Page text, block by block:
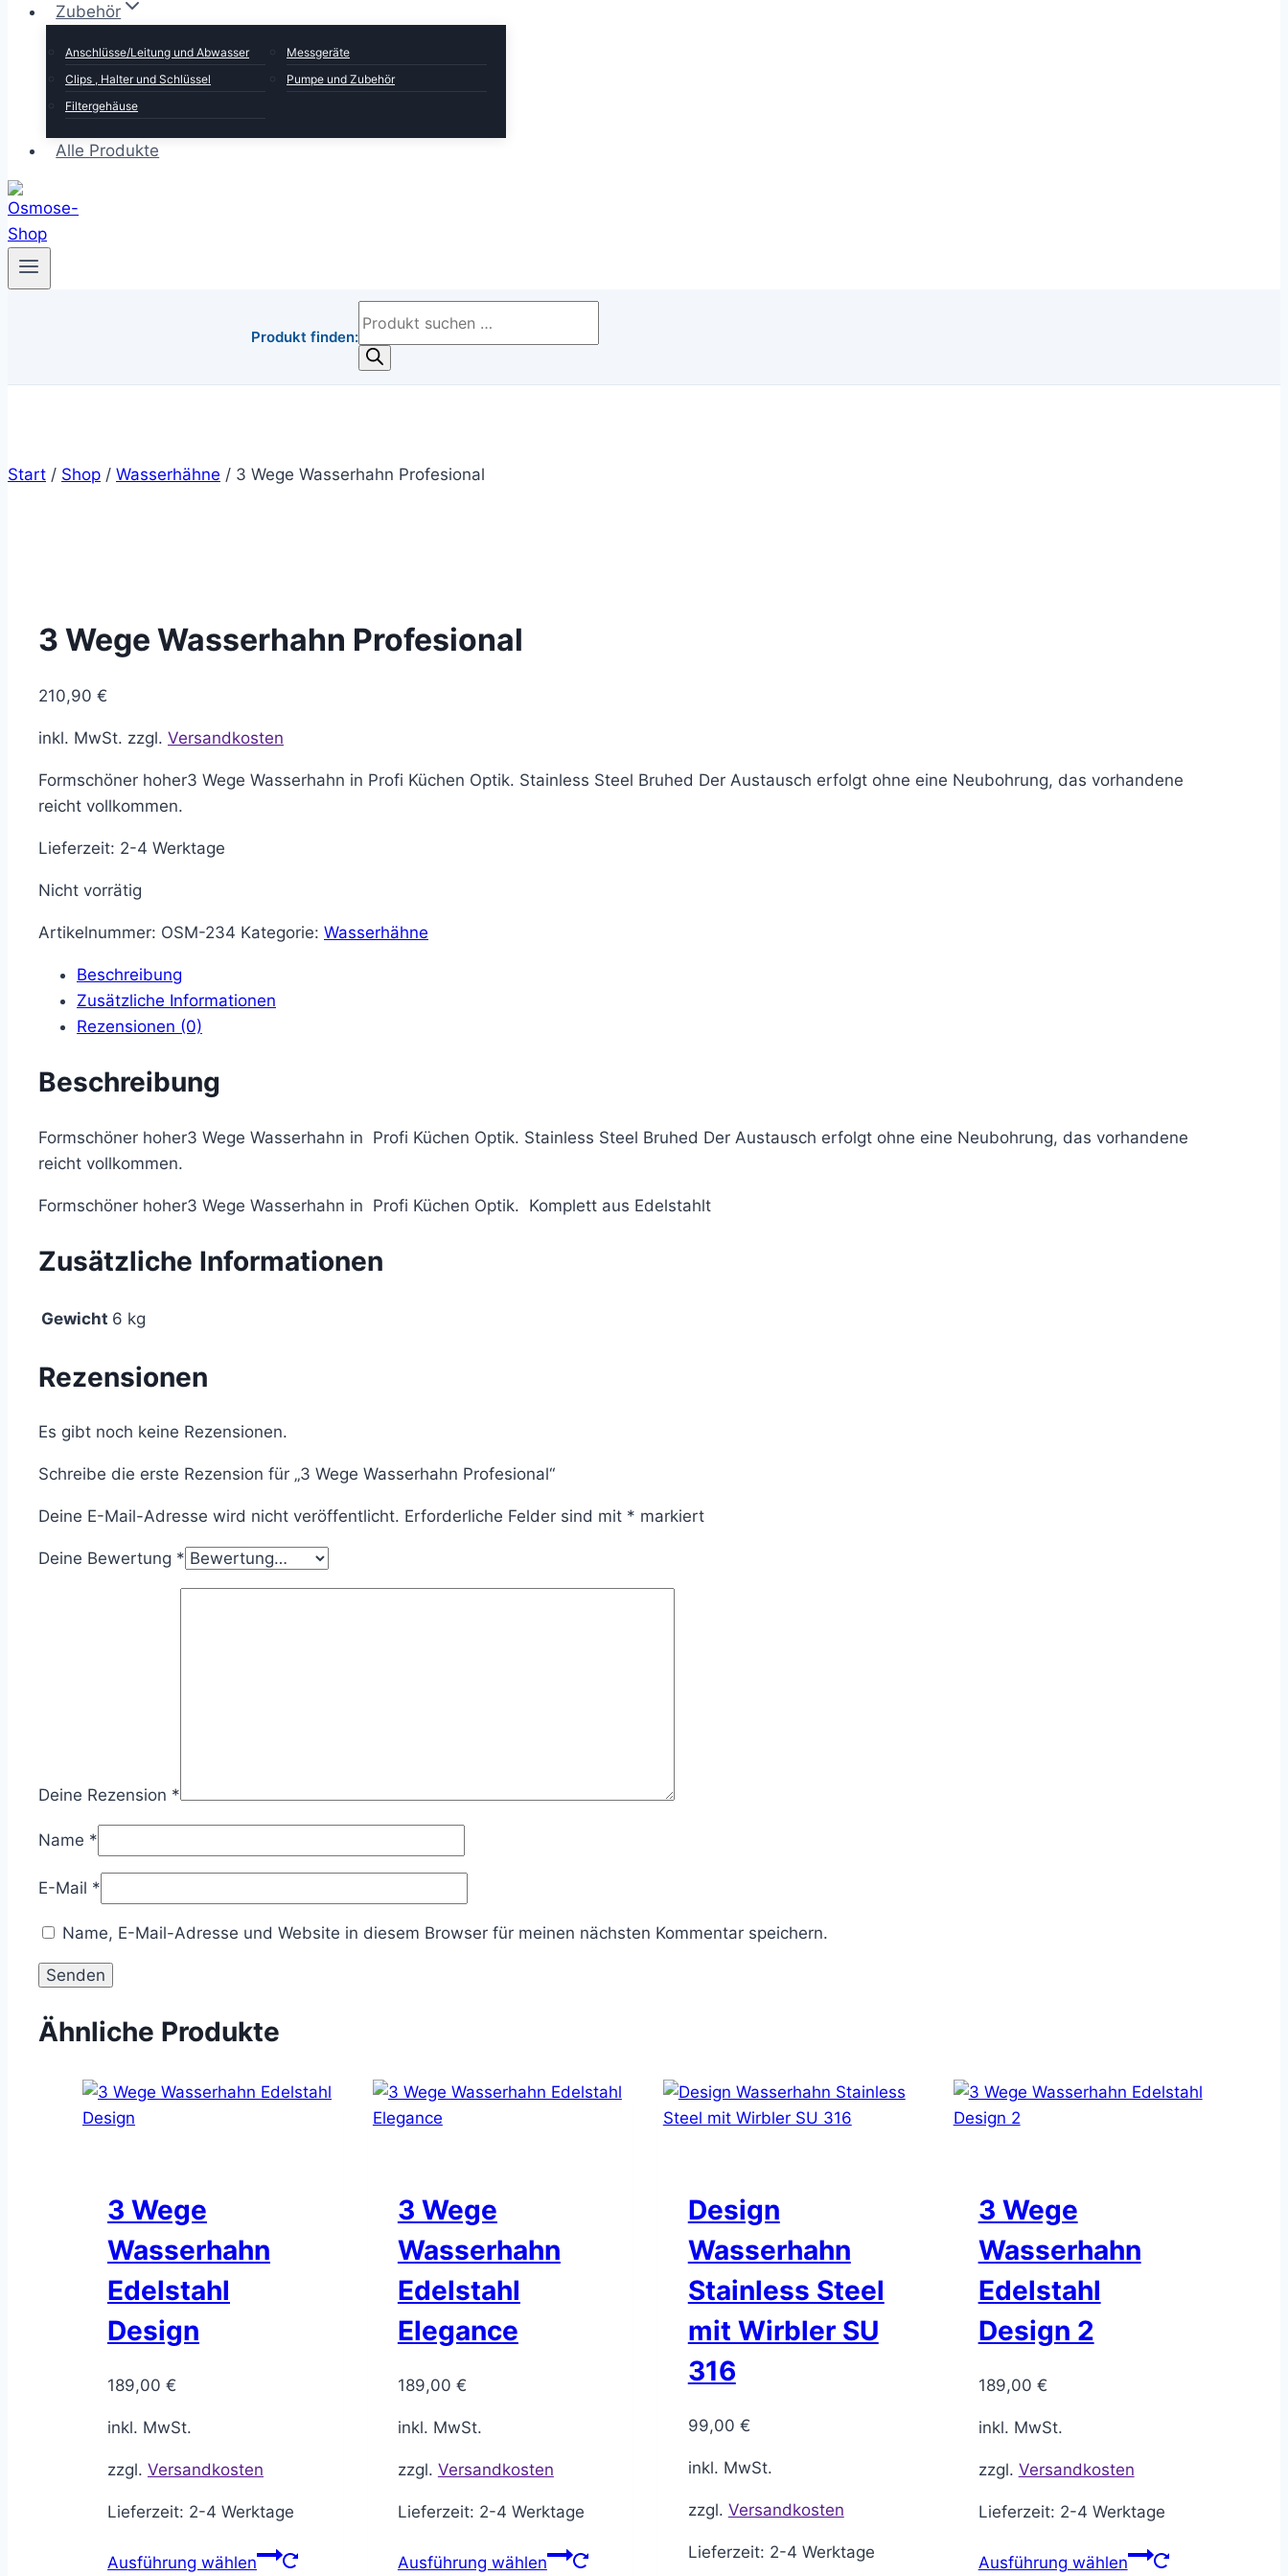
Zubehör
Anschlüsse/Leitung und Abwasser
Clips , Halter und Schlüssel
Filtergehäuse
Messgeräte
Pumpe und Zubehör
Alle Produkte
Produkt finden:
Products
search
Start / Shop / Wasserhähne / 3 Wege Wasserhahn Profesional
3 Wege Wasserhahn Profesional
210,90 €
inkl. MwSt. zzgl. Versandkosten
Formschöner hoher3 Wege Wasserhahn in Profi Küchen Optik. Stainless Steel Bruhed Der Austausch erfolgt ohne eine Neubohrung, das vorhandene
reicht vollkommen.
Lieferzeit: 2-4 Werktage
Nicht vorrätig
Artikelnummer: OSM-234 Kategorie: Wasserhähne
Beschreibung
Zusätzliche Informationen
Rezensionen (0)
Beschreibung
Formschöner hoher3 Wege Wasserhahn in Profi Küchen Optik. Stainless Steel Bruhed Der Austausch erfolgt ohne eine Neubohrung, das vorhandene
reicht vollkommen.
Formschöner hoher3 Wege Wasserhahn in Profi Küchen Optik. Komplett aus Edelstahlt
Zusätzliche Informationen
Gewicht 6 kg
Rezensionen
Es gibt noch keine Rezensionen.
Schreibe die erste Rezension für „3 Wege Wasserhahn Profesional“
Deine E-Mail-Adresse wird nicht veröffentlicht. Erforderliche Felder sind mit * markiert
Deine Bewertung *
Deine Rezension *
Name *
E-Mail *
Name, E-Mail-Adresse und Website in diesem Browser für meinen nächsten Kommentar speichern.
Ähnliche Produkte
3 Wege
Wasserhahn
Edelstahl
Design
189,00 €
inkl. MwSt.
zzgl. Versandkosten
Lieferzeit: 2-4 Werktage
Ausführung wählen
3 Wege
Wasserhahn
Edelstahl
Elegance
189,00 €
inkl. MwSt.
zzgl. Versandkosten
Lieferzeit: 2-4 Werktage
Ausführung wählen
Design
Wasserhahn
Stainless Steel
mit Wirbler SU
316
99,00 €
inkl. MwSt.
zzgl. Versandkosten
Lieferzeit: 2-4 Werktage
3 Wege
Wasserhahn
Edelstahl
Design 2
189,00 €
inkl. MwSt.
zzgl. Versandkosten
Lieferzeit: 2-4 Werktage
Ausführung wählen